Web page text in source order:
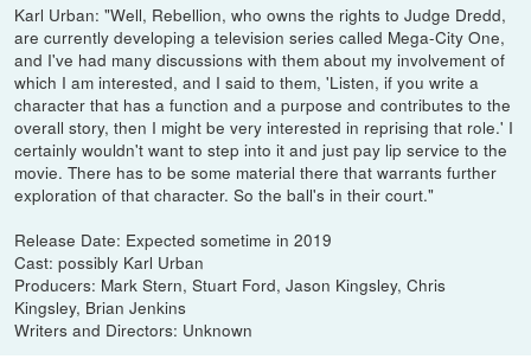
Karl Urban: "Well, Rebellion, who owns the rights to Judge Dredd,
are currently developing a television series called Mega-City One,
and I've had many discussions with them about my involvement of
which I am interested, and I said to them, 'Listen, if you write a
character that has a function and a purpose and contributes to the
overall story, then I might be very interested in reprising that role.' I
certainly wouldn't want to step into it and just pay lip service to the
movie. There has to be some material there that warrants further
exploration of that character. So the ball's in their court."
Release Date: Expected sometime in 2019
Cast: possibly Karl Urban
Producers: Mark Stern, Stuart Ford, Jason Kingsley, Chris
Kingsley, Brian Jenkins
Writers and Directors: Unknown